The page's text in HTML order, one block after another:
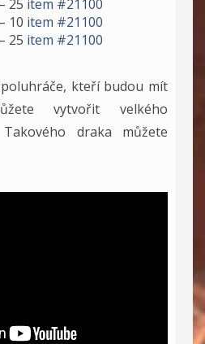
– 25 item #21100
– 10 item #21100
– 25 item #21100
kteří budou mít
vytvořit velkého
draka můžete